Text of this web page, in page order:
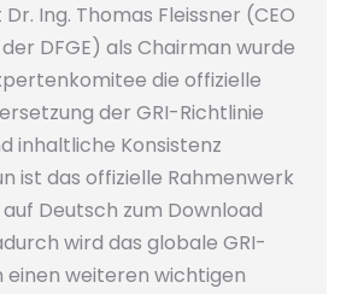
Ing. Thomas Fleissner (CEO
DFGE) als Chairman wurde
die offizielle
der GRI-Richtlinie
inhaltliche Konsistenz
ist das offizielle Rahmenwerk
Deutsch zum Download
wird das globale GRI-
einen weiteren wichtigen